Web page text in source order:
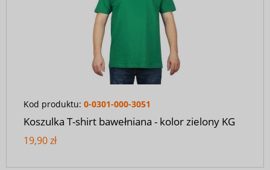
Kod produktu: 0-0301-000-3051
Koszulka T-shirt bawełniana - kolor zielony KG
19,90 zł